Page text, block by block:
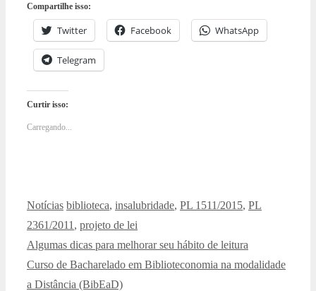
Compartilhe isso:
Twitter Facebook WhatsApp
Telegram
Curtir isso:
Carregando...
Categorias
Notícias Tags
biblioteca, insalubridade, PL 1511/2015, PL
2361/2011 , projeto de lei
Algumas dicas para melhorar seu hábito de leitura
Curso de Bacharelado em Biblioteconomia na modalidade
a Distância (BibEaD)